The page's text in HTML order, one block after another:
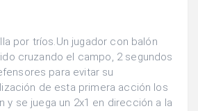
por tríos.Un jugador con balón
cruzando el campo, 2 segundos
para evitar su
de esta primera acción los
y se juega un 2x1 en dirección a la